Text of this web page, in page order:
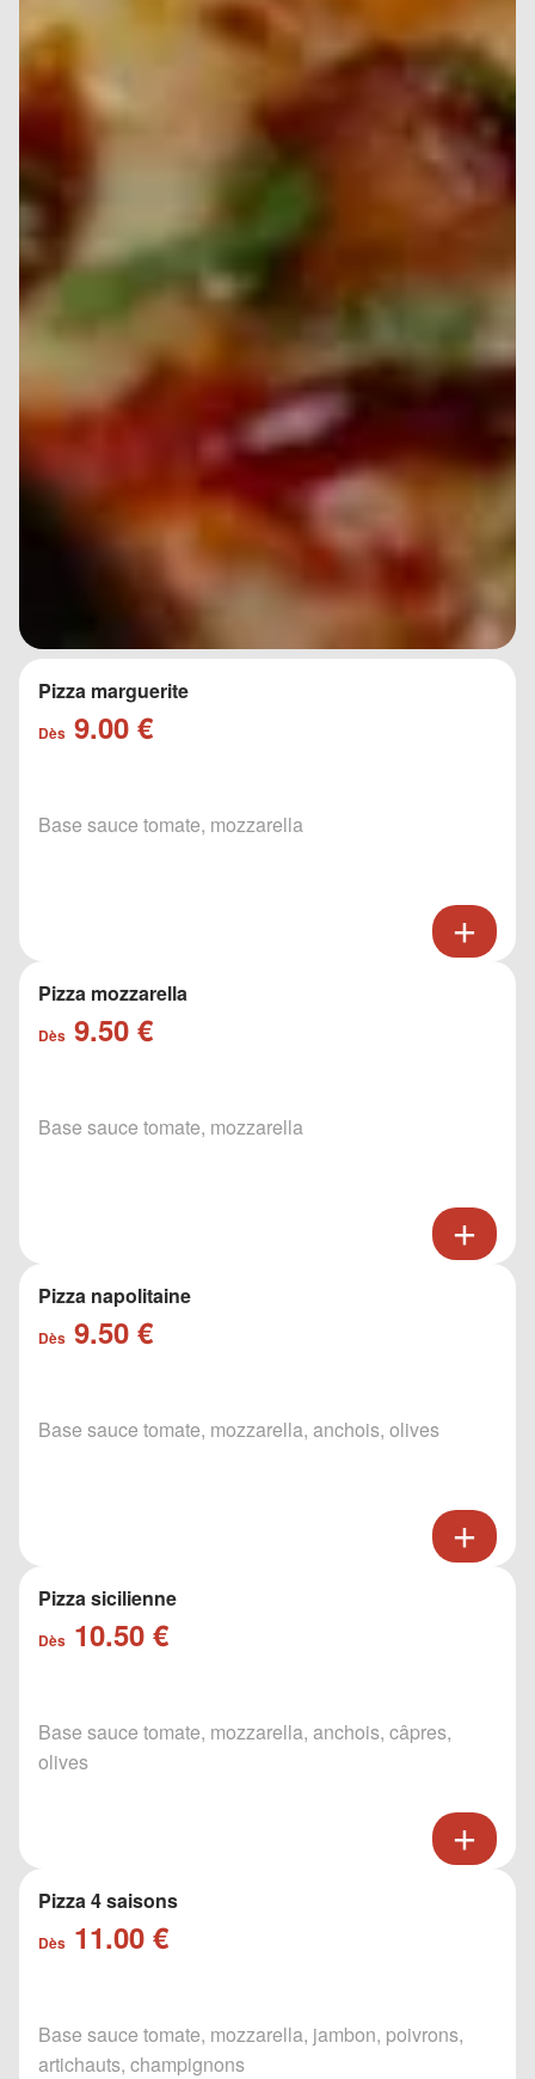
Pizza marguerite
Dès 9.00 €
Base sauce tomate, mozzarella
Pizza mozzarella
Dès 9.50 €
Base sauce tomate, mozzarella
Pizza napolitaine
Dès 9.50 €
Base sauce tomate, mozzarella, anchois, olives
Pizza sicilienne
Dès 10.50 €
Base sauce tomate, mozzarella, anchois, câpres,
olives
Pizza 4 saisons
Dès 11.00 €
Base sauce tomate, mozzarella, jambon, poivrons,
artichauts, champignons